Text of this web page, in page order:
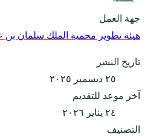
جهة العمل
هيئة تطوير محمية الملك سلمان بن
تاريخ النشر
٢٥ ديسمبر ٢٠٢٥
آخر موعد للتقديم
٢٤ يناير ٢٠٢٦
التصنيف